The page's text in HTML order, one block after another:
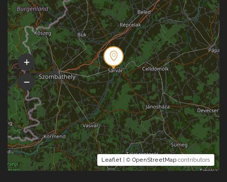
Leaflet | © OpenStreetMap contributors